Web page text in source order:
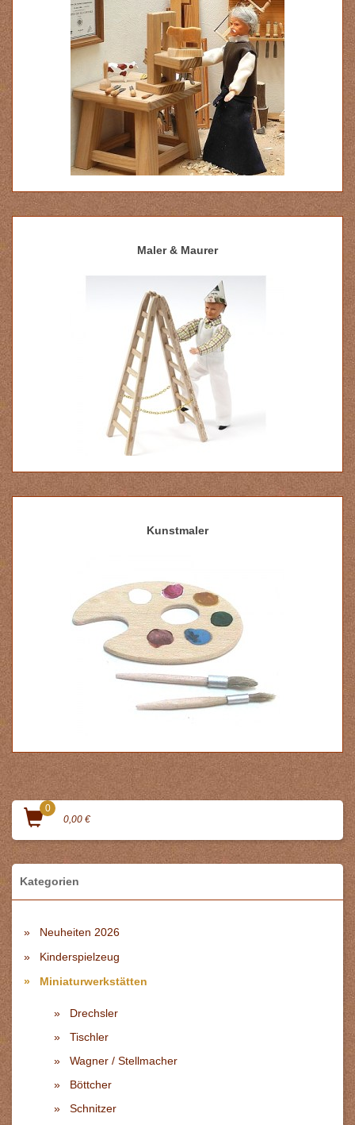
Maler & Maurer
Kunstmaler
0
0,00 €
Kategorien
Neuheiten 2026
Kinderspielzeug
Miniaturwerkstätten
Drechsler
Tischler
Wagner / Stellmacher
Böttcher
Schnitzer